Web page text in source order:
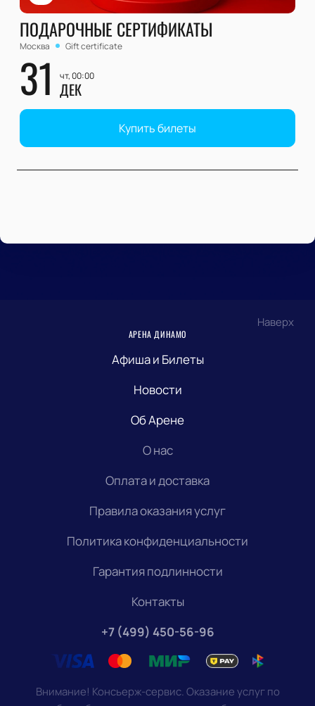
ПОДАРОЧНЫЕ СЕРТИФИКАТЫ
Москва Gift certificate
31 чт, 00:00
ДЕК
Купить билеты
Наверх
АРЕНА ДИНАМО
Афиша и Билеты
Новости
Об Арене
О нас
Оплата и доставка
Правила оказания услуг
Политика конфиденциальности
Гарантия подлинности
Контакты
+7 (499) 450-56-96
Внимание! Консьерж-сервис. Оказание услуг по